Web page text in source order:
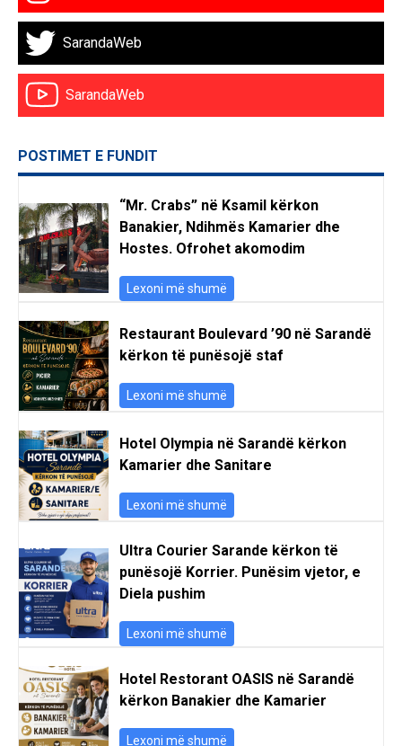
SarandaWeb
SarandaWeb
POSTIMET E FUNDIT
“Mr. Crabs” në Ksamil kërkon
Banakier, Ndihmës Kamarier dhe
Hostes. Ofrohet akomodim
Lexoni më shumë
Restaurant Boulevard ’90 në Sarandë
kërkon të punësojë staf
Lexoni më shumë
Hotel Olympia në Sarandë kërkon
Kamarier dhe Sanitare
Lexoni më shumë
Ultra Courier Sarande kërkon të
punësojë Korrier. Punësim vjetor, e
Diela pushim
Lexoni më shumë
Hotel Restorant OASIS në Sarandë
kërkon Banakier dhe Kamarier
Lexoni më shumë